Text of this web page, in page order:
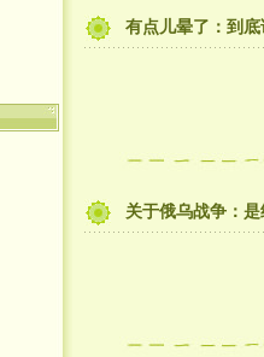
有点儿晕了：到
关于俄乌战争：